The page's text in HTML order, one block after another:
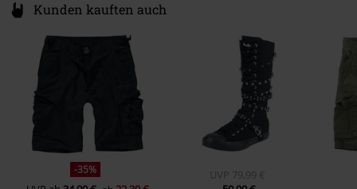
Kunden kauften auch
-35% UVP 79,99 €